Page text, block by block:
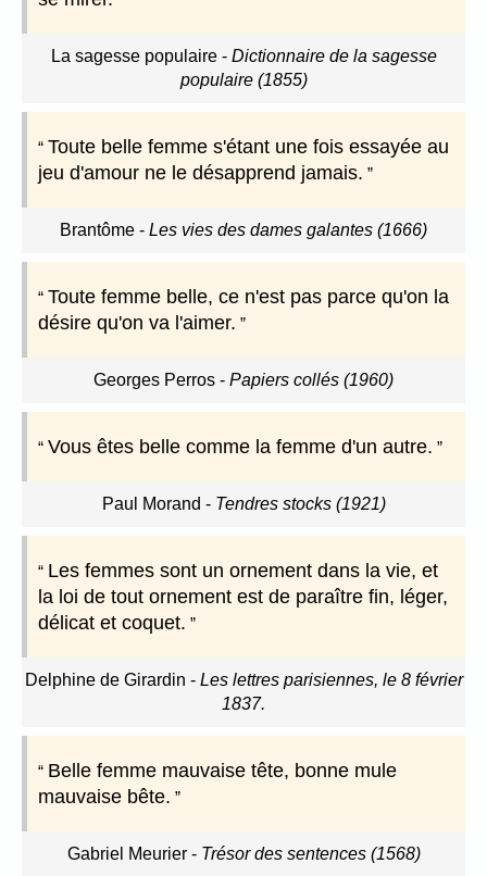
La sagesse populaire- Dictionnaire de la sagesse
populaire (1855)
Toute belle femme s'étant une fois essayée au
jeu d'amour ne le désapprend jamais.
Brantôme - Les vies des dames galantes (1666)
Toute femme belle, ce n'est pas parce qu'on la
désire qu'on va l'aimer.
Georges Perros - Papiers collés (1960)
Vous êtes belle comme la femme d'un autre.
Paul Morand - Tendres stocks (1921)
Les femmes sont un ornement dans la vie, et
la loi de tout ornement est de paraître fin, léger,
délicat et coquet.
Delphine de Girardin - Les lettres parisiennes, le 8 février
1837.
Belle femme mauvaise tête, bonne mule
mauvaise bête.
Gabriel Meurier- Trésor des sentences (1568)